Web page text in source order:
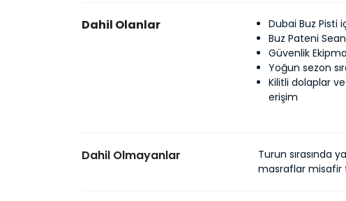
Dahil Olanlar
Dubai Buz Pisti
Buz Pateni
Güvenlik
Yoğun sezon
Kilitli dolaplar
erişim
Dahil Olmayanlar
Turun sırasında
masraflar misafir